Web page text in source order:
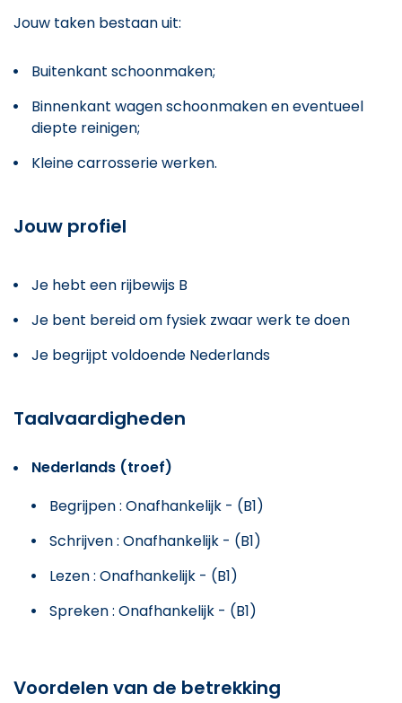
Jouw taken bestaan uit:
Buitenkant schoonmaken;
Binnenkant wagen schoonmaken en eventueel
diepte reinigen;
Kleine carrosserie werken.
Jouw profiel
Je hebt een rijbewijs B
Je bent bereid om fysiek zwaar werk te doen
Je begrijpt voldoende Nederlands
Taalvaardigheden
Nederlands (troef)
Begrijpen : Onafhankelijk - (B1)
Schrijven : Onafhankelijk - (B1)
Lezen : Onafhankelijk - (B1)
Spreken : Onafhankelijk - (B1)
Voordelen van de betrekking